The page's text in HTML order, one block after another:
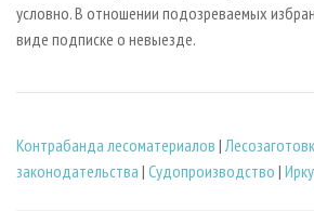
условно. В отношении подозреваемых
виде подписке о невыезде.
Контрабанда лесоматериалов |
законодательства | Судопроизводство |